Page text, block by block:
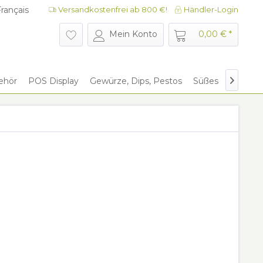
Versandkostenfrei ab 800 €! Händler-Login
Mein Konto 0,00 € *
POS Display Gewürze, Dips, Pestos Süßes Give
